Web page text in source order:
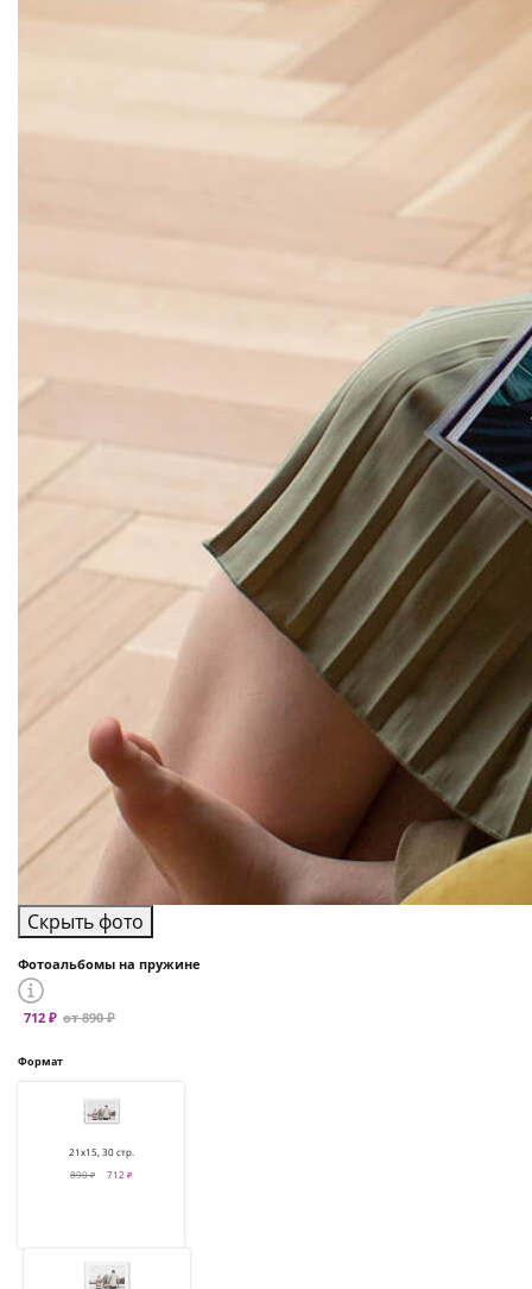
Скрыть фото
Фотоальбомы на пружине
712 ₽ от 890 ₽
Формат
21х15, 30 стр.
890 ₽
712 ₽